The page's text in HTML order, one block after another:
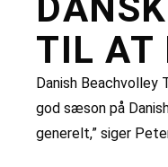
TIL AT
Danish
god sæson på
generelt,” siger